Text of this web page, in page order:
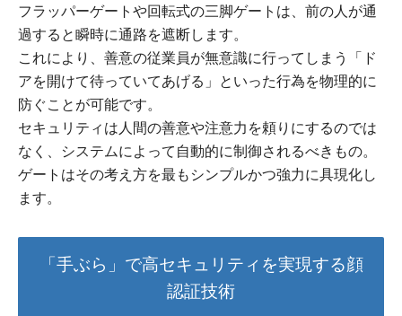
フラッパーゲートや回転式の三脚ゲートは、前の人が通
過すると瞬時に通路を遮断します。
これにより、善意の従業員が無意識に行ってしまう「ド
アを開けて待っていてあげる」といった行為を物理的に
防ぐことが可能です。
セキュリティは人間の善意や注意力を頼りにするのでは
なく、システムによって自動的に制御されるべきもの。
ゲートはその考え方を最もシンプルかつ強力に具現化し
ます。
「手ぶら」で高セキュリティを実現する顔
認証技術